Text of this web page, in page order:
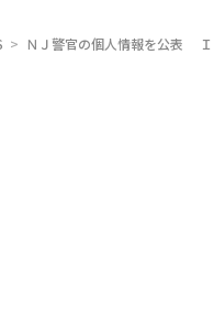
ＮＪ警官の個人情報を公表